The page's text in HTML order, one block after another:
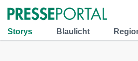
Storys Blaulicht